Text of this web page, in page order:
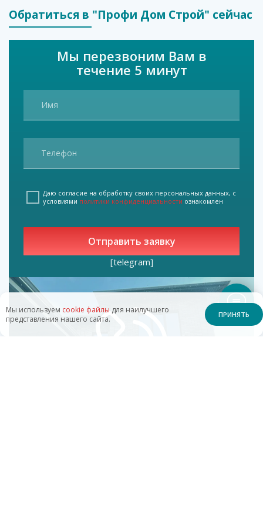
Обратиться в "Профи Дом Строй" сейчас
Мы перезвоним Вам в
течение 5 минут
Даю согласие на обработку своих персональных данных, с
условиями политики конфиденциальности ознакомлен
[telegram]
Мы используем cookie файлы для наилучшего
представления нашего сайта.
ПРИНЯТЬ